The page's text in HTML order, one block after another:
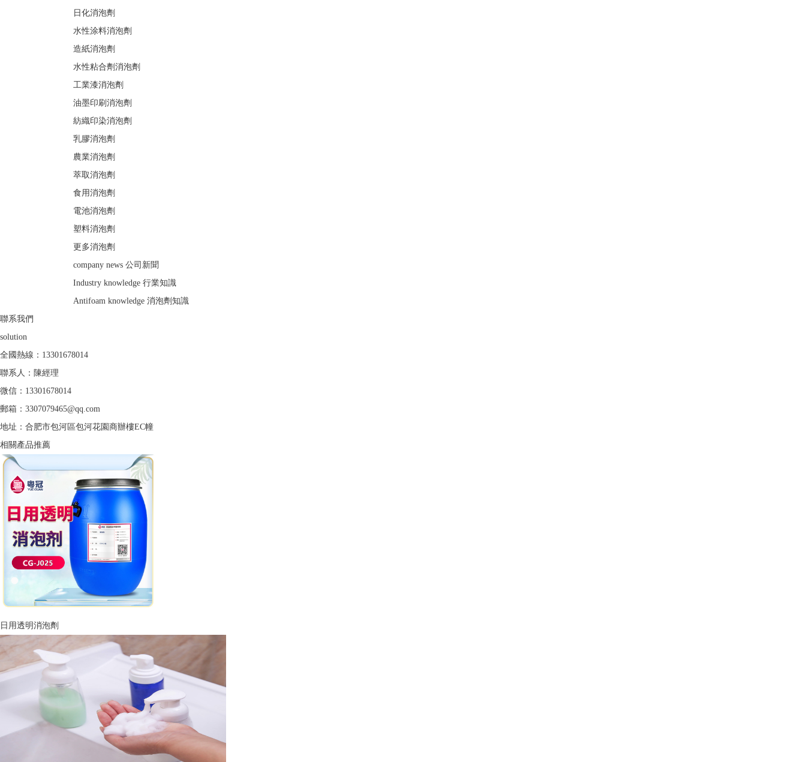
日化消泡劑
水性涂料消泡劑
造紙消泡劑
水性粘合劑消泡劑
工業漆消泡劑
油墨印刷消泡劑
紡織印染消泡劑
乳膠消泡劑
農業消泡劑
萃取消泡劑
食用消泡劑
電池消泡劑
塑料消泡劑
更多消泡劑
company news 公司新聞
Industry knowledge 行業知識
Antifoam knowledge 消泡劑知識
聯系我們
solution
全國熱線： 13301678014
聯系人：陳經理
微信：13301678014
郵箱：3307079465@qq.com
地址：合肥市包河區包河花園商辦樓EC幢
相關產品推薦
日用透明消泡劑